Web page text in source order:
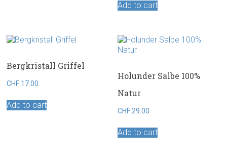
Add to cart
Bergkristall Griffel
CHF 17.00
Add to cart
Holunder Salbe 100%
Natur
CHF 29.00
Add to cart